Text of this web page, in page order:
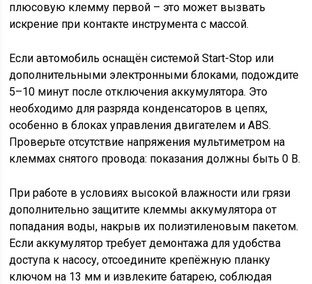
плюсовую клемму первой – это может вызвать
искрение при контакте инструмента с массой.
Если автомобиль оснащён системой Start-Stop или
дополнительными электронными блоками, подождите
5–10 минут после отключения аккумулятора. Это
необходимо для разряда конденсаторов в цепях,
особенно в блоках управления двигателем и ABS.
Проверьте отсутствие напряжения мультиметром на
клеммах снятого провода: показания должны быть 0 В.
При работе в условиях высокой влажности или грязи
дополнительно защитите клеммы аккумулятора от
попадания воды, накрыв их полиэтиленовым пакетом.
Если аккумулятор требует демонтажа для удобства
доступа к насосу, отсоедините крепёжную планку
ключом на 13 мм и извлеките батарею, соблюдая